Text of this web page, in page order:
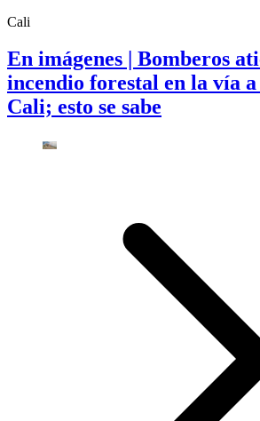
Cali
En imágenes | Bomberos
incendio forestal en la vía
Cali; esto se sabe